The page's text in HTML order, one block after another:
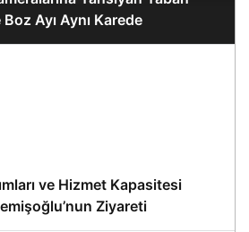
Ayı Aynı Karede
ve Hizmet Kapasitesi
Ziyareti